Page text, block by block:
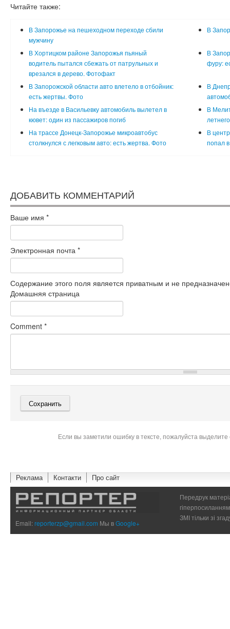
Читайте также:
В Запорожье на пешеходном переходе сбили
мужчину
В
В Хортицком районе Запорожья пьяный
водитель пытался сбежать от патрульных и
врезался в дерево. Фотофакт
В
фуру:
В Запорожской области авто влетело в отбойник:
есть жертвы. Фото
В
На въезде в Васильевку автомобиль вылетел в
кювет: один из пассажиров погиб
В
На трассе Донецк-Запорожье микроавтобус
столкнулся с легковым авто: есть жертва. Фото
В
попал
ДОБАВИТЬ КОММЕНТАРИЙ
Ваше имя *
Электронная почта *
Содержание этого поля является приватным и не
Домашняя страница
Comment *
Если вы заметили ошибку в тексте, пожалуйста
Реклама Контакти Про сайт
Email:reporterzp@gmail.com Мы вGoogle+
Передрук
ЗМІ тільки зі